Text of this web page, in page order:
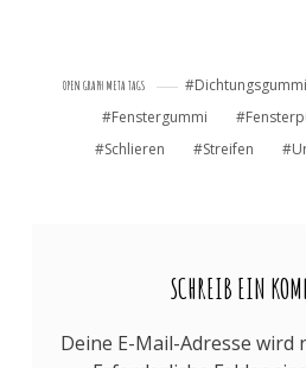
OPEN GRAPH META TAGS
Fenstergummi
Schlieren
Streifen
SCHREIB EIN
Deine E-Mail-Adresse